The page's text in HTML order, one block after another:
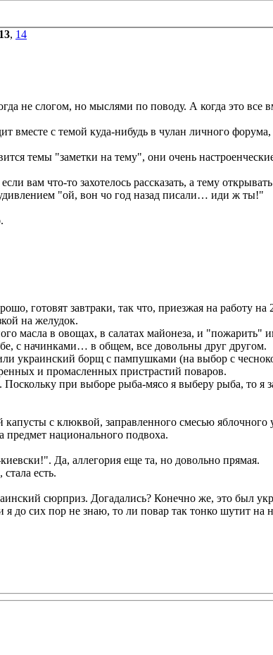
13, 14
не слогом, но мыслями по поводу. А когда это все
вместе с темой куда-нибудь в чулан личного
темы "заметки на тему", они очень
вам что-то захотелось рассказать, а тему
"ой, вон чо год назад писали… иди ж ты!"
готовят завтраки, так что, приезжая на работу
на желудок.
масла в овощах, в салатах майонеза, и
с начинками… в общем, все довольны друг другом.
украинский борщ с пампушками (на выбор с
и промасленных пристрастий поваров.
Поскольку при выборе рыба-мясо я выберу рыба, то
с клюквой, заправленного смесью
предмет национального подвоха.
Да, аллегория еще та, но довольно прямая.
есть.
сюрприз. Догадались? Конечно же, это был
до сих пор не знаю, то ли повар так тонко шутит